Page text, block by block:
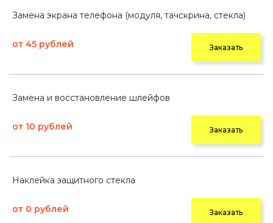
Замена экрана телефона (модуля, тачскрина, стекла)
от 45 рублей Заказать
Замена и восстановление шлейфов
от 10 рублей Заказать
Наклейка защитного стекла
от 0 рублей Заказать